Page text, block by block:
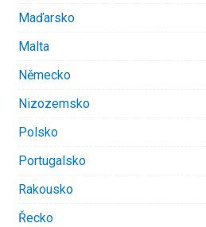
Maďarsko
Malta
Německo
Nizozemsko
Polsko
Portugalsko
Rakousko
Řecko